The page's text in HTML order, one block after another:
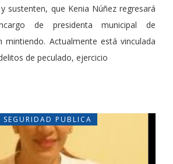
sustenten, que Kenia Núñez regresará
de presidenta municipal de
mintiendo. Actualmente está vinculada
de peculado, ejercicio
SEGURIDAD PUBLICA